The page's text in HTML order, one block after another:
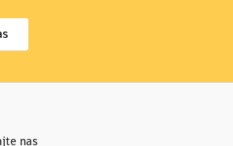
nas